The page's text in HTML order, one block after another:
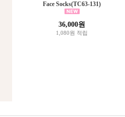
Face Socks(TC63-131)
36,000원
1,080원 적립